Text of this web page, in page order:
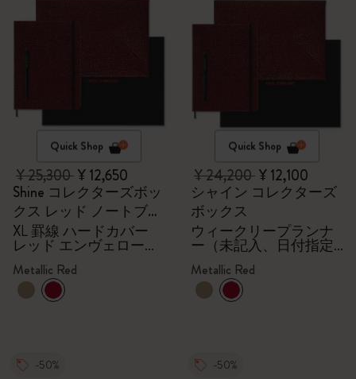
Quick Shop
¥ 25,300¥ 12,650
Shine コレクターズボッ
クス レッド ノートブッ
ク
XL 罫線 ハードカバー
レッド エンヴェロープ
Kaweco（カヴェコ）万
年筆（ブラック）
Metallic Red
Quick Shop
¥ 24,200¥ 12,100
シャイン コレクターズ
ボックス
ウィークリープランナ
ー（未記入、日付指定
なし）、封筒、Kaweco
万年筆、メタリックレ
ッド
Metallic Red
-50% -50%